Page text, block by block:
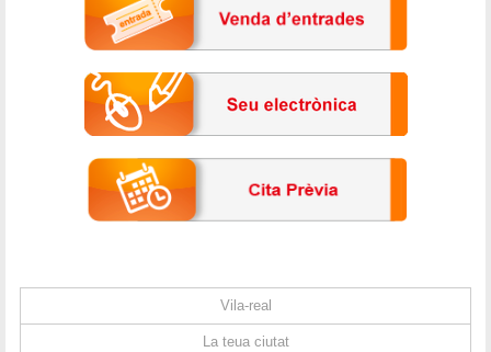
Vila-real
La teua ciutat